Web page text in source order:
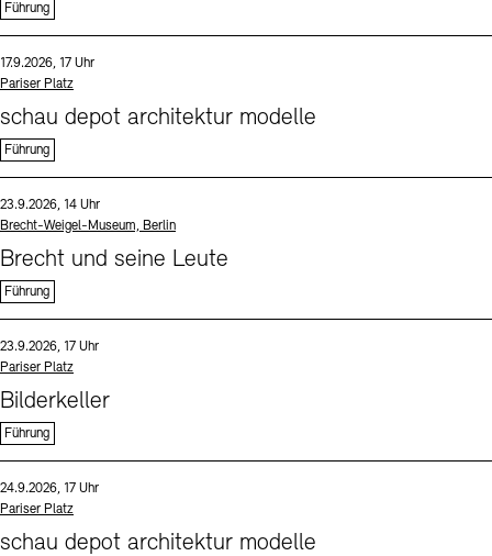
Führung
Datum und Uhrzeit:
17.9.2026, 17 Uhr
Standort
Pariser Platz
schau depot architektur modelle
Führung
Datum und Uhrzeit:
23.9.2026, 14 Uhr
Standort
Brecht-Weigel-Museum, Berlin
Brecht und seine Leute
Führung
Datum und Uhrzeit:
23.9.2026, 17 Uhr
Standort
Pariser Platz
Bilderkeller
Führung
Datum und Uhrzeit:
24.9.2026, 17 Uhr
Standort
Pariser Platz
schau depot architektur modelle